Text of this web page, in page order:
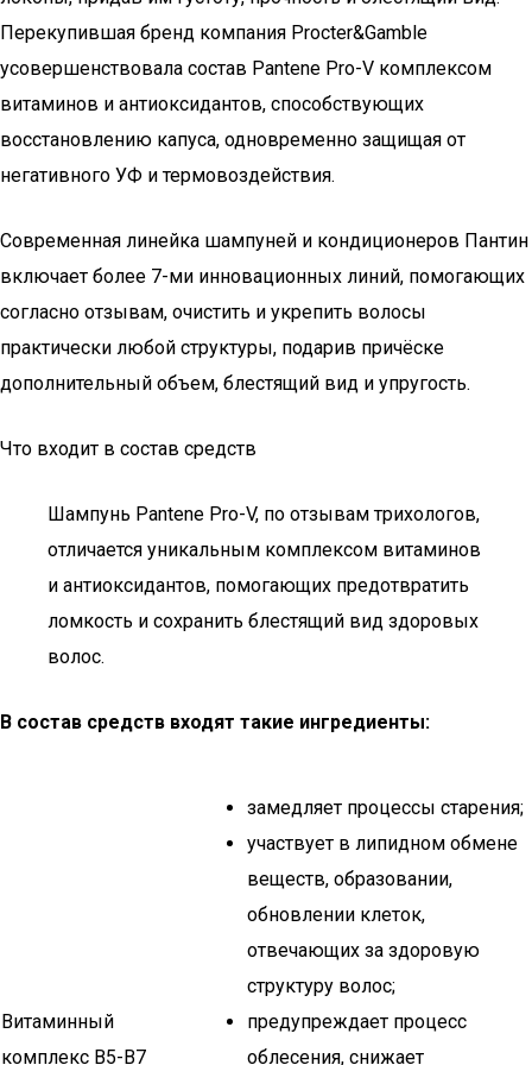
Перекупившая бренд компания Procter&Gamble
усовершенствовала состав Pantene Pro-V комплексом
витаминов и антиоксидантов, способствующих
восстановлению капуса, одновременно защищая от
негативного УФ и термовоздействия.
Современная линейка шампуней и кондиционеров Пантин
включает более 7-ми инновационных линий, помогающих
согласно отзывам, очистить и укрепить волосы
практически любой структуры, подарив причёске
дополнительный объем, блестящий вид и упругость.
Что входит в состав средств
Шампунь Pantene Pro-V, по отзывам трихологов,
отличается уникальным комплексом витаминов
и антиоксидантов, помогающих предотвратить
ломкость и сохранить блестящий вид здоровых
волос.
В состав средств входят такие ингредиенты:
Витаминный
комплекс B5-B7
замедляет процессы старения;
участвует в липидном обмене
веществ, образовании,
обновлении клеток,
отвечающих за здоровую
структуру волос;
предупреждает процесс
облесения, снижает